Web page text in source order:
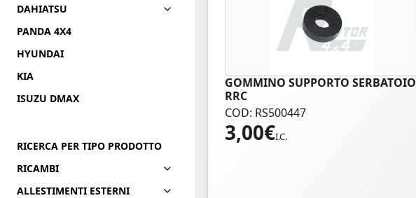
DAHIATSU
PANDA 4X4
HYUNDAI
KIA
ISUZU DMAX
RICERCA PER TIPO PRODOTTO
RICAMBI
ALLESTIMENTI ESTERNI
GOMMINO SUPPORTO SERBATOIO
RRC
COD: RS500447
3,00€I.C.